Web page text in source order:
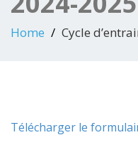
Home Cycle
Télécharger le